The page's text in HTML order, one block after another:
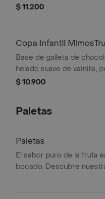
acompanado de grageas
$ 11.200
Copa Infantil
Base de galleta de
helado suave de vainilla,
explosivas, salsa de
$ 10.900
Paletas
Paletas
El sabor puro de la fruta
bocado. Descubre